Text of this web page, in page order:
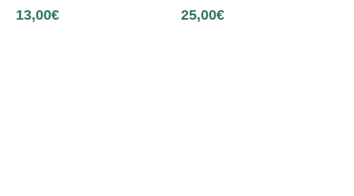
13,00€ 25,00€